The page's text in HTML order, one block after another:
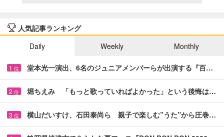
人気記事ランキング
Daily
Weekly Monthly
1 位 堂本光一演出、6名のジュニアメンバーらが出演する『百…
2 位 堀ちえみ 「もっと歌っていればよかった」という後悔は…
3 位 横山だいすけ、石田泰尚ら 親子で楽しむ”うた”から圧巻…